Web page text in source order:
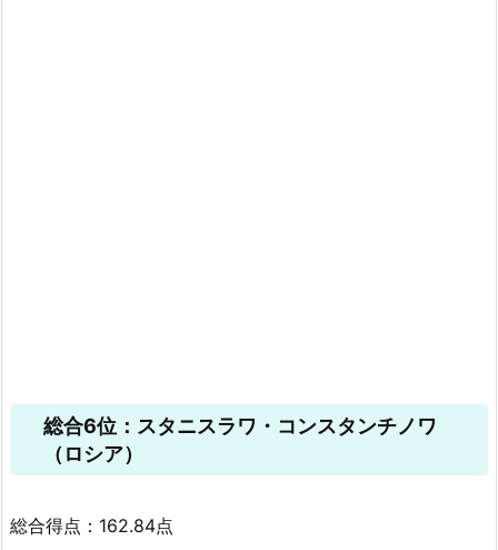
総合6位：スタニスラワ・コンスタンチノワ
（ロシア）
総合得点：162.84点